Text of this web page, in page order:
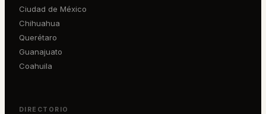
Ciudad de México
Chihuahua
Querétaro
Guanajuato
Coahuila
DIRECTORIO